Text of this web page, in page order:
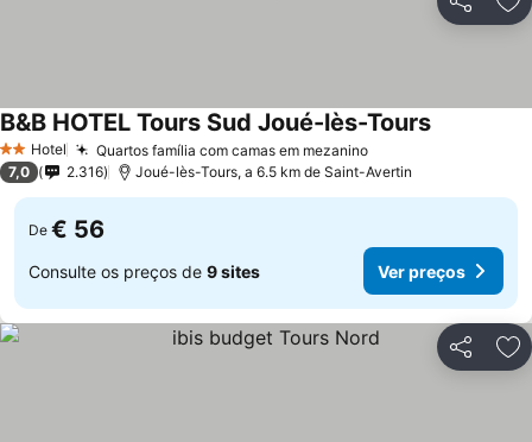
Partilhar
2 Estrelas
Hotel Quartos família com camas em mezaninoVer preços
B&B HOTEL Tours Sud Joué-lès-ToursVer preços
7,0 2.316 Joué-lès-Tours, a 6.5 km de Saint-Avertin
De € 56
Consulte os preços de 9 sites Ver preços
Partilhar